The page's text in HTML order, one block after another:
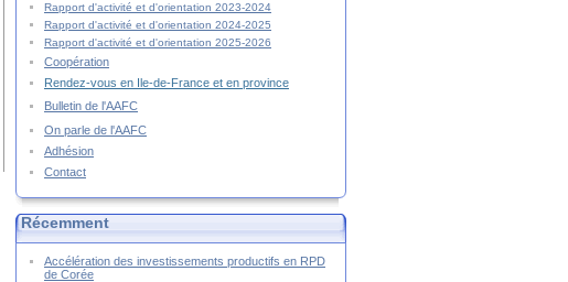
Rapport d'activité et d'orientation 2023-2024
Rapport d'activité et d'orientation 2024-2025
Rapport d'activité et d'orientation 2025-2026
Coopération
Rendez-vous en Ile-de-France et en province
Bulletin de l'AAFC
On parle de l'AAFC
Adhésion
Contact
Récemment
Accélération des investissements productifs en RPD
de Corée